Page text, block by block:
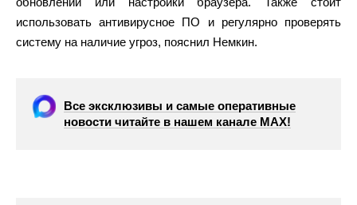
использовать антивирусное ПО и регулярно проверять
систему на наличие угроз, пояснил Немкин.
Все эксклюзивы и самые оперативные
новости читайте в нашем канале МАХ!